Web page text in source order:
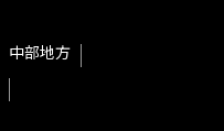
中部地方